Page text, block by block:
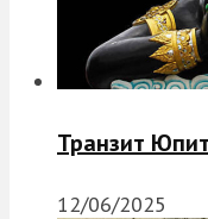
Транзит
12/06/2025